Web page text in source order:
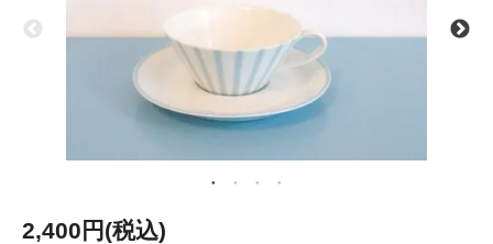
2,400円(税込)